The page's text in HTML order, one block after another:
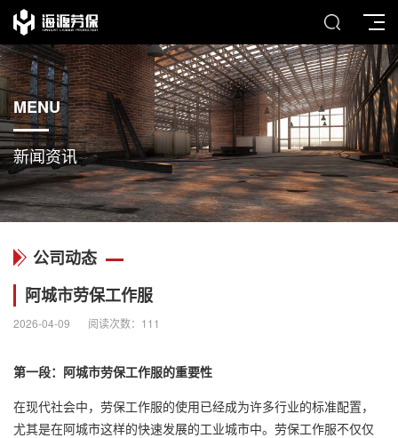
MENU
新闻资讯
公司动态
阿城市劳保工作服
2026-04-09 阅读次数： 111
第一段：阿城市劳保工作服的重要性
在现代社会中，劳保工作服的使用已经成为许多行业的标准配置，
尤其是在阿城市这样的快速发展的工业城市中。劳保工作服不仅仅